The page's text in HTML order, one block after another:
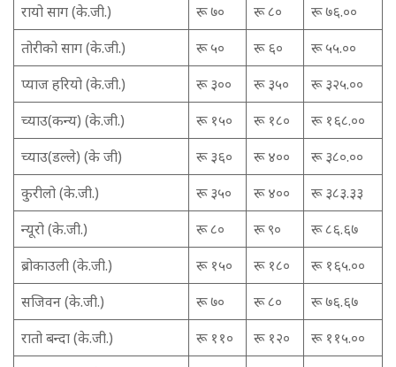
रायो साग (के.जी.)
रू ७० रू ८०
रू ७६.००
तोरीको साग (के.जी.)
रू ५० रू ६०
रू ५५.००
प्याज हरियो (के.जी.)
रू ३०० रू ३५०
रू ३२५.००
च्याउ(कन्य) (के.जी.)
रू १५० रू १८०
रू १६८.००
च्याउ(डल्ले) (के जी)
रू ३६० रू ४००
रू ३८०.००
कुरीलो (के.जी.)
रू ३५० रू ४००
रू ३८३.३३
न्यूरो (के.जी.)
रू ८० रू ९०
रू ८६.६७
ब्रोकाउली (के.जी.)
रू १५० रू १८०
रू १६५.००
सजिवन (के.जी.)
रू ७० रू ८०
रू ७६.६७
रातो बन्दा (के.जी.)
रू ११० रू १२०
रू ११५.००